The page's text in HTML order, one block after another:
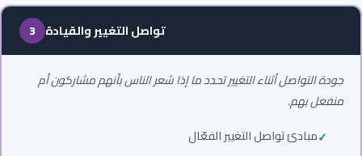
3 تواصل التغيير والقيادة
جودة التواصل أثناء التغيير تحدد ما إذا شعر الناس بأنهم مشاركون أم
منفعل بهم.
مبادئ تواصل التغيير الفعّال